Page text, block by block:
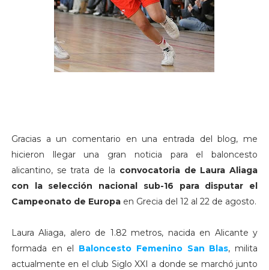
Gracias a un comentario en una entrada del blog, me
hicieron llegar una gran noticia para el baloncesto
alicantino, se trata de la convocatoria de Laura Aliaga
con la selección nacional sub-16 para disputar el
Campeonato de Europaen Grecia del 12 al 22 de agosto.
Laura Aliaga, alero de 1.82 metros, nacida en Alicante y
formada en el Baloncesto Femenino San Blas, milita
actualmente en el club Siglo XXI a donde se marchó junto